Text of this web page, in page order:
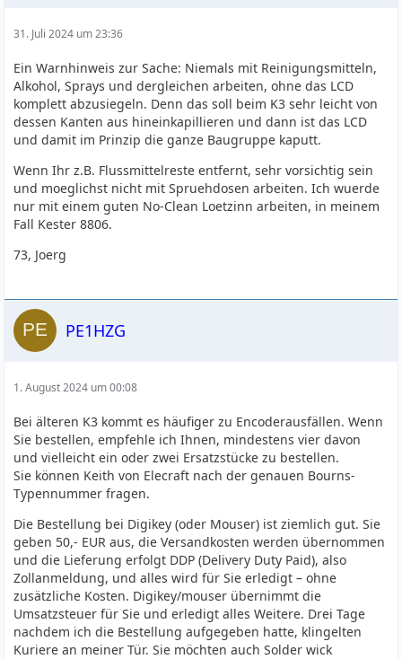
31. Juli 2024 um 23:36
Ein Warnhinweis zur Sache: Niemals mit Reinigungsmitteln,
Alkohol, Sprays und dergleichen arbeiten, ohne das LCD
komplett abzusiegeln. Denn das soll beim K3 sehr leicht von
dessen Kanten aus hineinkapillieren und dann ist das LCD
und damit im Prinzip die ganze Baugruppe kaputt.
Wenn Ihr z.B. Flussmittelreste entfernt, sehr vorsichtig sein
und moeglichst nicht mit Spruehdosen arbeiten. Ich wuerde
nur mit einem guten No-Clean Loetzinn arbeiten, in meinem
Fall Kester 8806.
73, Joerg
PE1HZG
1. August 2024 um 00:08
Bei älteren K3 kommt es häufiger zu Encoderausfällen. Wenn
Sie bestellen, empfehle ich Ihnen, mindestens vier davon
und vielleicht ein oder zwei Ersatzstücke zu bestellen.
Sie können Keith von Elecraft nach der genauen Bourns-
Typennummer fragen.
Die Bestellung bei Digikey (oder Mouser) ist ziemlich gut. Sie
geben 50,- EUR aus, die Versandkosten werden übernommen
und die Lieferung erfolgt DDP (Delivery Duty Paid), also
Zollanmeldung, und alles wird für Sie erledigt – ohne
zusätzliche Kosten. Digikey/mouser übernimmt die
Umsatzsteuer für Sie und erledigt alles Weitere. Drei Tage
nachdem ich die Bestellung aufgegeben hatte, klingelten
Kuriere an meiner Tür. Sie möchten auch Solder wick